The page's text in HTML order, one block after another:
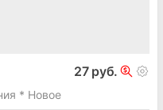
27 руб.
* Новое